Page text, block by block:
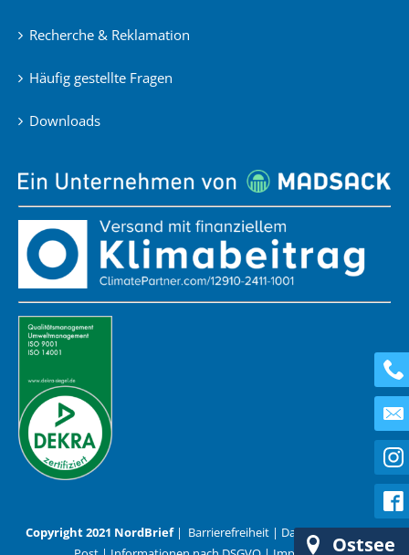
Recherche & Reklamation
Häufig gestellte Fragen
Downloads
Copyright 2021 NordBrief| Barrierefreiheit| Datenschutz|AGB
Ostsee